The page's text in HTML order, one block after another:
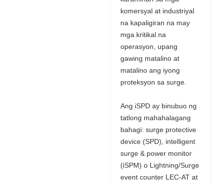
komersyal at industriyal
na kapaligiran na may
mga kritikal na
operasyon, upang
gawing matalino at
matalino ang iyong
proteksyon sa surge.
Ang iSPD ay binubuo ng
tatlong mahahalagang
bahagi: surge protective
device (SPD), intelligent
surge & power monitor
(iSPM) o Lightning/Surge
event counter LEC-AT at